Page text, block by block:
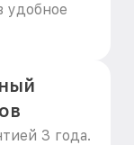
удобное
3 года.